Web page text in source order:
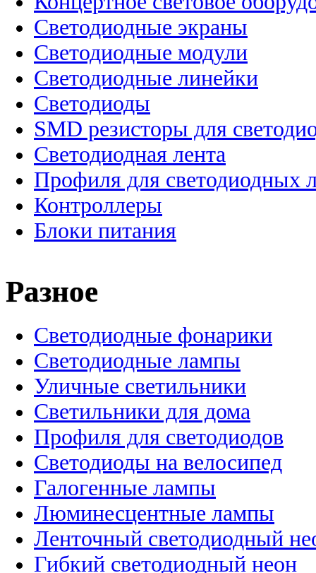
Cветодиодные экраны
Светодиодные модули
Светодиодные линейки
Светодиоды
SMD резисторы для
Светодиодная лента
Профиля для светодиодных
Контроллеры
Блоки питания
Разное
Светодиодные фонарики
Светодиодные лампы
Уличные светильники
Светильники для дома
Профиля для светодиодов
Светодиоды на велосипед
Галогенные лампы
Люминесцентные лампы
Ленточный светодиодный
Гибкий светодиодный неон